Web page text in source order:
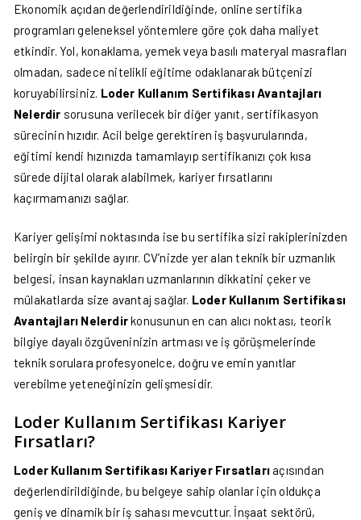
Ekonomik açıdan değerlendirildiğinde, online sertifika
programları geleneksel yöntemlere göre çok daha maliyet
etkindir. Yol, konaklama, yemek veya basılı materyal masrafları
olmadan, sadece nitelikli eğitime odaklanarak bütçenizi
koruyabilirsiniz. Loder Kullanım Sertifikası Avantajları
Nelerdir sorusuna verilecek bir diğer yanıt, sertifikasyon
sürecinin hızıdır. Acil belge gerektiren iş başvurularında,
eğitimi kendi hızınızda tamamlayıp sertifikanızı çok kısa
sürede dijital olarak alabilmek, kariyer fırsatlarını
kaçırmamanızı sağlar.
Kariyer gelişimi noktasında ise bu sertifika sizi rakiplerinizden
belirgin bir şekilde ayırır. CV’nizde yer alan teknik bir uzmanlık
belgesi, insan kaynakları uzmanlarının dikkatini çeker ve
mülakatlarda size avantaj sağlar. Loder Kullanım Sertifikası
Avantajları Nelerdirkonusunun en can alıcı noktası, teorik
bilgiye dayalı özgüveninizin artması ve iş görüşmelerinde
teknik sorulara profesyonelce, doğru ve emin yanıtlar
verebilme yeteneğinizin gelişmesidir.
Loder Kullanım Sertifikası Kariyer
Fırsatları?
Loder Kullanım Sertifikası Kariyer Fırsatları açısından
değerlendirildiğinde, bu belgeye sahip olanlar için oldukça
geniş ve dinamik bir iş sahası mevcuttur. İnşaat sektörü,